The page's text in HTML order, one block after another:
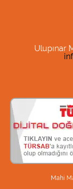
Ulupınar
Mahi